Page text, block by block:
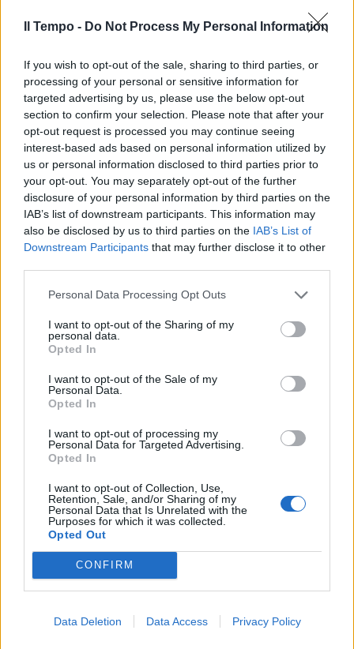
Il Tempo - Do Not Process My Personal Information
If you wish to opt-out of the sale, sharing to third parties, or
processing of your personal or sensitive information for
targeted advertising by us, please use the below opt-out
section to confirm your selection. Please note that after your
opt-out request is processed you may continue seeing
interest-based ads based on personal information utilized by
us or personal information disclosed to third parties prior to
your opt-out. You may separately opt-out of the further
disclosure of your personal information by third parties on the
IAB’s list of downstream participants. This information may
also be disclosed by us to third parties on the IAB’s List of
Downstream Participants that may further disclose it to other
Personal Data Processing Opt Outs
I want to opt-out of the Sharing of my
personal data.
Opted In
I want to opt-out of the Sale of my
Personal Data.
Opted In
I want to opt-out of processing my
Personal Data for Targeted Advertising.
Opted In
I want to opt-out of Collection, Use,
Retention, Sale, and/or Sharing of my
Personal Data that Is Unrelated with the
Purposes for which it was collected.
Opted Out
CONFIRM
Data Deletion Data Access Privacy Policy
Castillejo, ex calciatore delle
giovanili del Valencia
DOPO DANA
"Vittime intrappolate in auto".
Emergenza Valencia, sale il
numero dei morti
01/11/2024
DISASTRO
Valencia, 158 morti e territori
devastati. E non è finita: "La
VALENCIA
Valencia in ginocchio, scene
apocalittiche e oltre 100 vittime.
Allerta meteo in 6 regioni
31/10/2024
Alluvione a Valencia, la Spagna
sotto choc cerca i dispersi
31/10/2024
Parla l'esperto Pasini: "Si chiama
'goccia fredda'. Mai così potente